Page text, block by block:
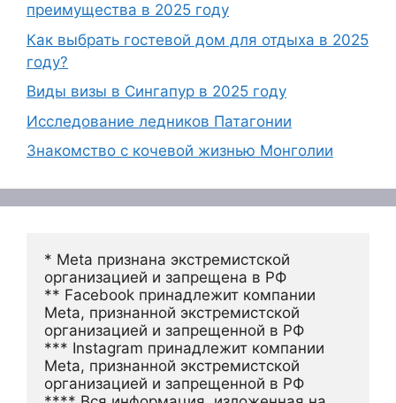
преимущества в 2025 году
Как выбрать гостевой дом для отдыха в 2025
году?
Виды визы в Сингапур в 2025 году
Исследование ледников Патагонии
Знакомство с кочевой жизнью Монголии
* Meta признана экстремистской
организацией и запрещена в РФ
** Facebook принадлежит компании
Meta, признанной экстремистской
организацией и запрещенной в РФ
*** Instagram принадлежит компании
Meta, признанной экстремистской
организацией и запрещенной в РФ